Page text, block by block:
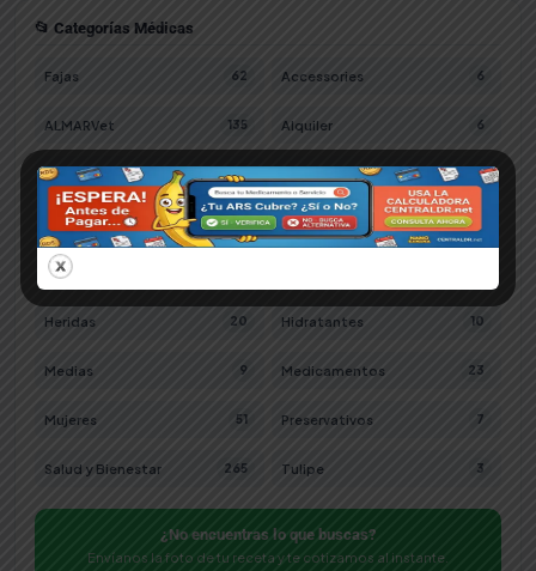
📂 Categorías Médicas
Fajas 62 Accessories 6
ALMARVet 135 Alquiler 6
Bebes 25 4
Equipos Medicos 35 Especialidades 209
Gastables Medicos
Heridas 20 Hidratantes 10
Medias 9 Medicamentos 23
Mujeres 51 Preservativos 7
Salud y Bienestar 265 Tulipe 3
¿No encuentras lo que buscas?
Envíanos la foto de tu receta y te cotizamos al instante.